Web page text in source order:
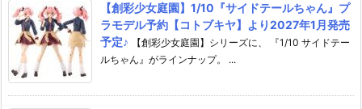
【創彩少女庭園】1/10『サイドテールちゃん』プ
ラモデル予約【コトブキヤ】より2027年1月発売
予定♪
【創彩少女庭園】シリーズに、 『1/10 サイドテー
ルちゃん』がラインナップ。 ...